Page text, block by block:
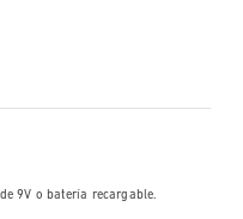
9V o batería recargable.